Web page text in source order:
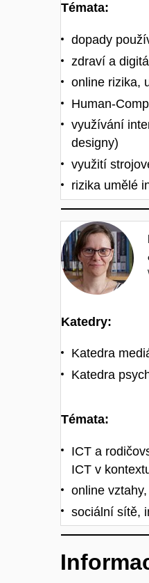
Témata:
dopady
zdraví a
online rizika,
Human-
využívání
designy)
využití
rizika umělé
Katedry:
Katedra
Katedra
Témata:
ICT a
ICT v
online
sociální sítě,